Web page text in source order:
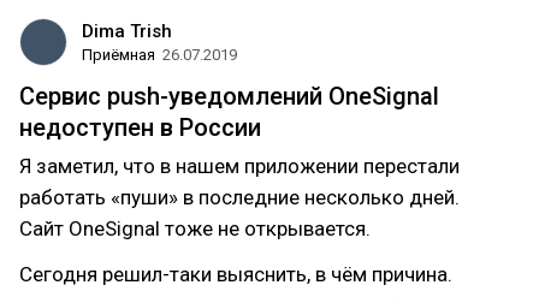
Dima Trish
Приёмная 26.07.2019
Сервис push-уведомлений OneSignal
недоступен в России
Я заметил, что в нашем приложении перестали
работать «пуши» в последние несколько дней.
Сайт ОneSignal тоже не открывается.
Сегодня решил-таки выяснить, в чём причина.